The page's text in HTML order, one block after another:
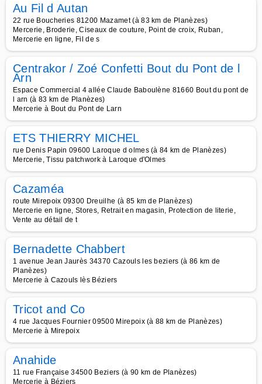
Au Fil d Autan
22 rue Boucheries 81200 Mazamet (à 83 km de Planèzes)
Mercerie, Broderie, Ciseaux de couture, Point de croix, Ruban,
Mercerie en ligne, Fil de s
Centrakor / Zoé Confetti Bout du Pont de l
Arn
Espace Commercial 4 allée Claude Baboulène 81660 Bout du pont de
l arn (à 83 km de Planèzes)
Mercerie à Bout du Pont de Larn
ETS THIERRY MICHEL
rue Denis Papin 09600 Laroque d olmes (à 84 km de Planèzes)
Mercerie, Tissu patchwork à Laroque d'Olmes
Cazaméa
route Mirepoix 09300 Dreuilhe (à 85 km de Planèzes)
Mercerie en ligne, Stores, Retrait en magasin, Protection de literie,
Vente au détail de t
Bernadette Chabbert
1 avenue Jean Jaurès 34370 Cazouls les beziers (à 86 km de
Planèzes)
Mercerie à Cazouls lès Béziers
Tricot and Co
4 rue Jacques Fournier 09500 Mirepoix (à 88 km de Planèzes)
Mercerie à Mirepoix
Anahide
11 rue Française 34500 Beziers (à 90 km de Planèzes)
Mercerie à Béziers